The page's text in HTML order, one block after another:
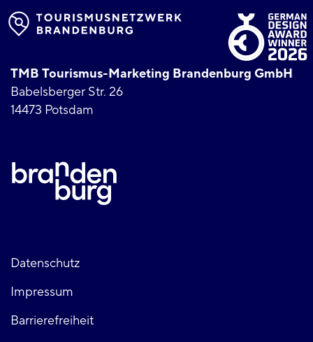
TMB Tourismus-Marketing Brandenburg GmbH
Babelsberger Str. 26
14473 Potsdam
Fußzeile
links
Datenschutz
Impressum
Barrierefreiheit